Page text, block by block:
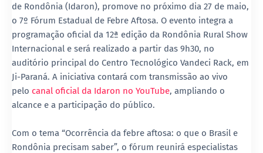
de Rondônia (Idaron), promove no próximo dia 27 de maio,
o 7º Fórum Estadual de Febre Aftosa. O evento integra a
programação oficial da 12ª edição da Rondônia Rural Show
Internacional e será realizado a partir das 9h30, no
auditório principal do Centro Tecnológico Vandeci Rack, em
Ji-Paraná. A iniciativa contará com transmissão ao vivo
pelo canal oficial da Idaron no YouTube, ampliando o
alcance e a participação do público.
Com o tema “Ocorrência da febre aftosa: o que o Brasil e
Rondônia precisam saber”, o fórum reunirá especialistas